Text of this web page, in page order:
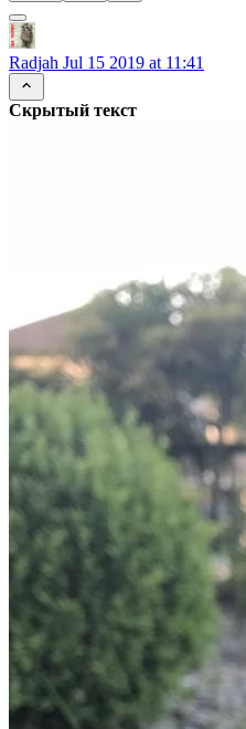
Radjah Jul 15 2019 at 11:41
Скрытый текст